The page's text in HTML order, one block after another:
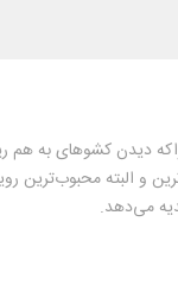
دیدن کشوهای به هم
و البته محبوب‌ترین
می‌دهد.